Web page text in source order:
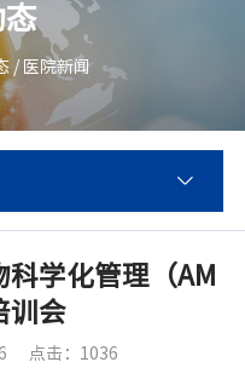
态
/医院新闻
学化管理（AM
训会
点击：1036